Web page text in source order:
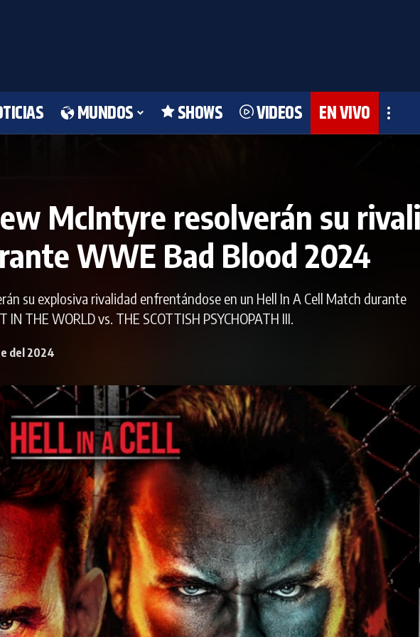
MUNDOS SHOWS VIDEOS EN VIVO
McIntyre resolverán su
WWE Bad Blood 2024
su explosiva rivalidad enfrentándose en un Hell In A Cell Match durante
THE WORLD vs. THE SCOTTISH PSYCHOPATH III.
del 2024